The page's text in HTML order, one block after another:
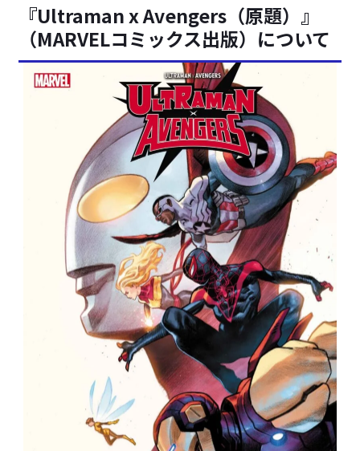
『Ultraman x Avengers（原題）』
（MARVELコミックス出版）について